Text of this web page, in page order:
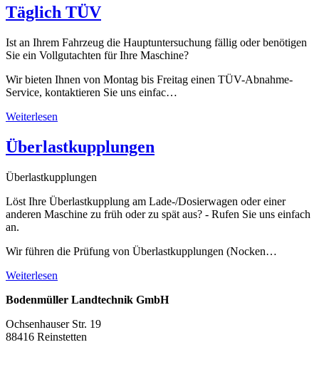
Täglich TÜV
Ist an Ihrem Fahrzeug die Hauptuntersuchung fällig oder benötigen
Sie ein Vollgutachten für Ihre Maschine?
Wir bieten Ihnen von Montag bis Freitag einen TÜV-Abnahme-
Service, kontaktieren Sie uns einfac…
Weiterlesen
Überlastkupplungen
Überlastkupplungen
Löst Ihre Überlastkupplung am Lade-/Dosierwagen oder einer
anderen Maschine zu früh oder zu spät aus? - Rufen Sie uns einfach
an.
Wir führen die Prüfung von Überlastkupplungen (Nocken…
Weiterlesen
Bodenmüller Landtechnik GmbH
Ochsenhauser Str. 19
88416 Reinstetten